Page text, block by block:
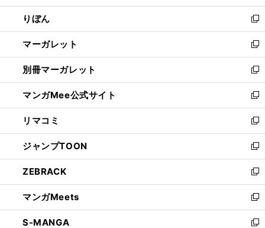
開
く
ウ
で
開
く
ン
ド
ウ
で
開
く
ウ
ィ
ン
ド
ウ
で
開
く
りぼん
新
し
い
ウ
ィ
ン
ド
ウ
で
開
く
マーガレット
新
し
い
ウ
ィ
ン
ド
ウ
で
開
く
別冊マーガレット
新
し
い
ウ
ィ
ン
ド
ウ
で
開
く
マンガMee公式サイト
新
し
い
ウ
ィ
ン
ド
ウ
で
開
く
リマコミ
新
し
い
ウ
ィ
ン
ド
ウ
で
ジャンプTOON
新
し
い
ウ
ィ
ン
ド
ZEBRACK
新
し
い
ウ
ィ
マンガMeets
新
し
い
S-MANGA
新